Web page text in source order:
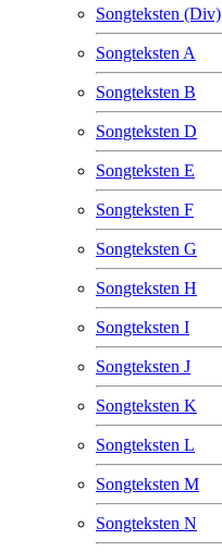
Songteksten (Div)
Songteksten A
Songteksten B
Songteksten D
Songteksten E
Songteksten F
Songteksten G
Songteksten H
Songteksten I
Songteksten J
Songteksten K
Songteksten L
Songteksten M
Songteksten N